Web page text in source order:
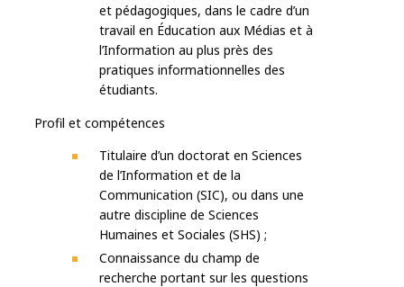
et pédagogiques, dans le cadre d’un
travail en Éducation aux Médias et à
l’Information au plus près des
pratiques informationnelles des
étudiants.
Profil et compétences
Titulaire d’un doctorat en Sciences
de l’Information et de la
Communication (SIC), ou dans une
autre discipline de Sciences
Humaines et Sociales (SHS) ;
Connaissance du champ de
recherche portant sur les questions